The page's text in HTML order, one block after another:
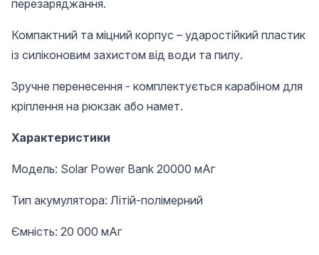
перезаряджання.
Компактний та міцний корпус – ударостійкий пластик
із силіконовим захистом від води та пилу.
Зручне перенесення - комплектується карабіном для
кріплення на рюкзак або намет.
Характеристики
Модель: Solar Power Bank 20000 мАг
Тип акумулятора: Літій-полімерний
Ємність: 20 000 мАг